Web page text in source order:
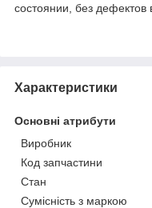
состоянии, без дефектов
Характеристики
Основні атрибути
Виробник
Код запчастини
Стан
Сумісність з маркою